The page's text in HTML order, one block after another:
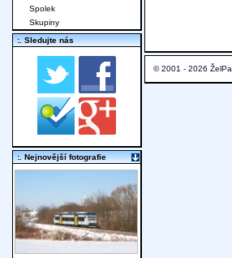
© 2001 - 2026
Spolek
Skupiny
:. Sledujte nás
:. Nejnovější fotografie